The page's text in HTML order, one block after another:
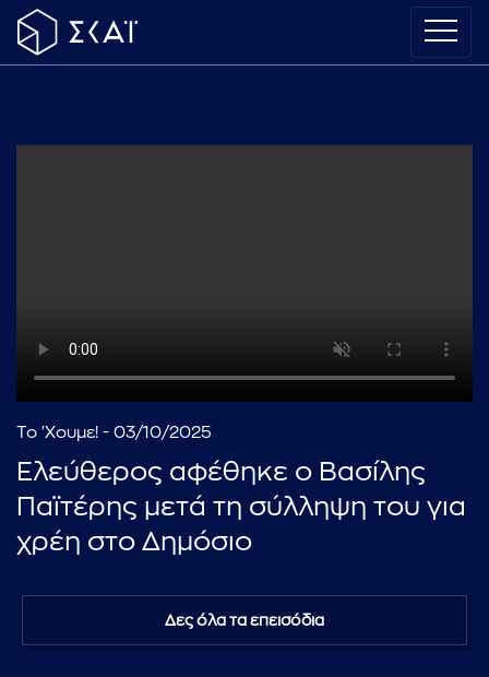
Το 'Χουμε! - 03/10/2025
Ελεύθερος αφέθηκε ο Βασίλης
Παϊτέρης μετά τη σύλληψη του για
χρέη στο Δημόσιο
Δες όλα τα επεισόδια